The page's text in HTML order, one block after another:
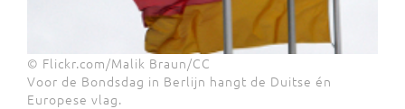
© Flickr.com/Malik Braun/CC
Voor de Bondsdag in Berlijn hangt de Duitse én
Europese vlag.